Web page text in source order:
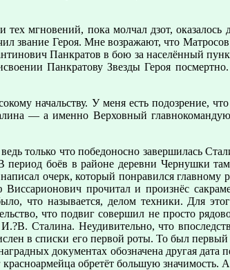
мгновений, пока молчал дзот,
звание Героя. Мне возражают, что
Панкратов в бою за населённый
Панкратову Звезды Героя
начальству. У меня есть подозрение,
— а именно Верховный
только что победоносно завершилась
боёв в районе деревни Чернушки
очерк, который понравился главному
прочитал и произнёс
что называется, делом техники. Для
что подвиг совершил не просто
Сталина. Неудивительно, что
в списки его первой роты. То был
документах обозначена другая
обретёт большую